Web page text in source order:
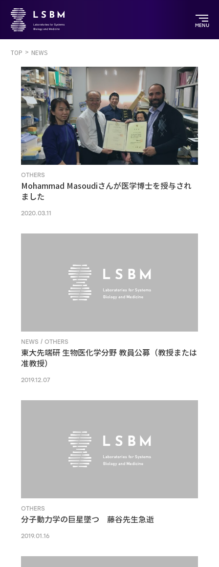
MENU
TOP NEWS
OTHERS
Mohammad Masoudiさんが医学博士を授与され
ました
2020.03.11
NEWS / OTHERS
東大先端研 生物医化学分野 教員公募（教授または
准教授）
2019.12.07
OTHERS
分子動力学の巨星墜つ 藤谷先生急逝
2019.01.16